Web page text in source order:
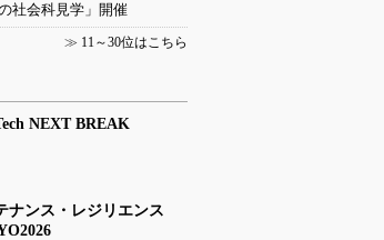
社会科見学」開催
≫ 11～30位はこちら
NEXT BREAK
ナンス・レジリエンス